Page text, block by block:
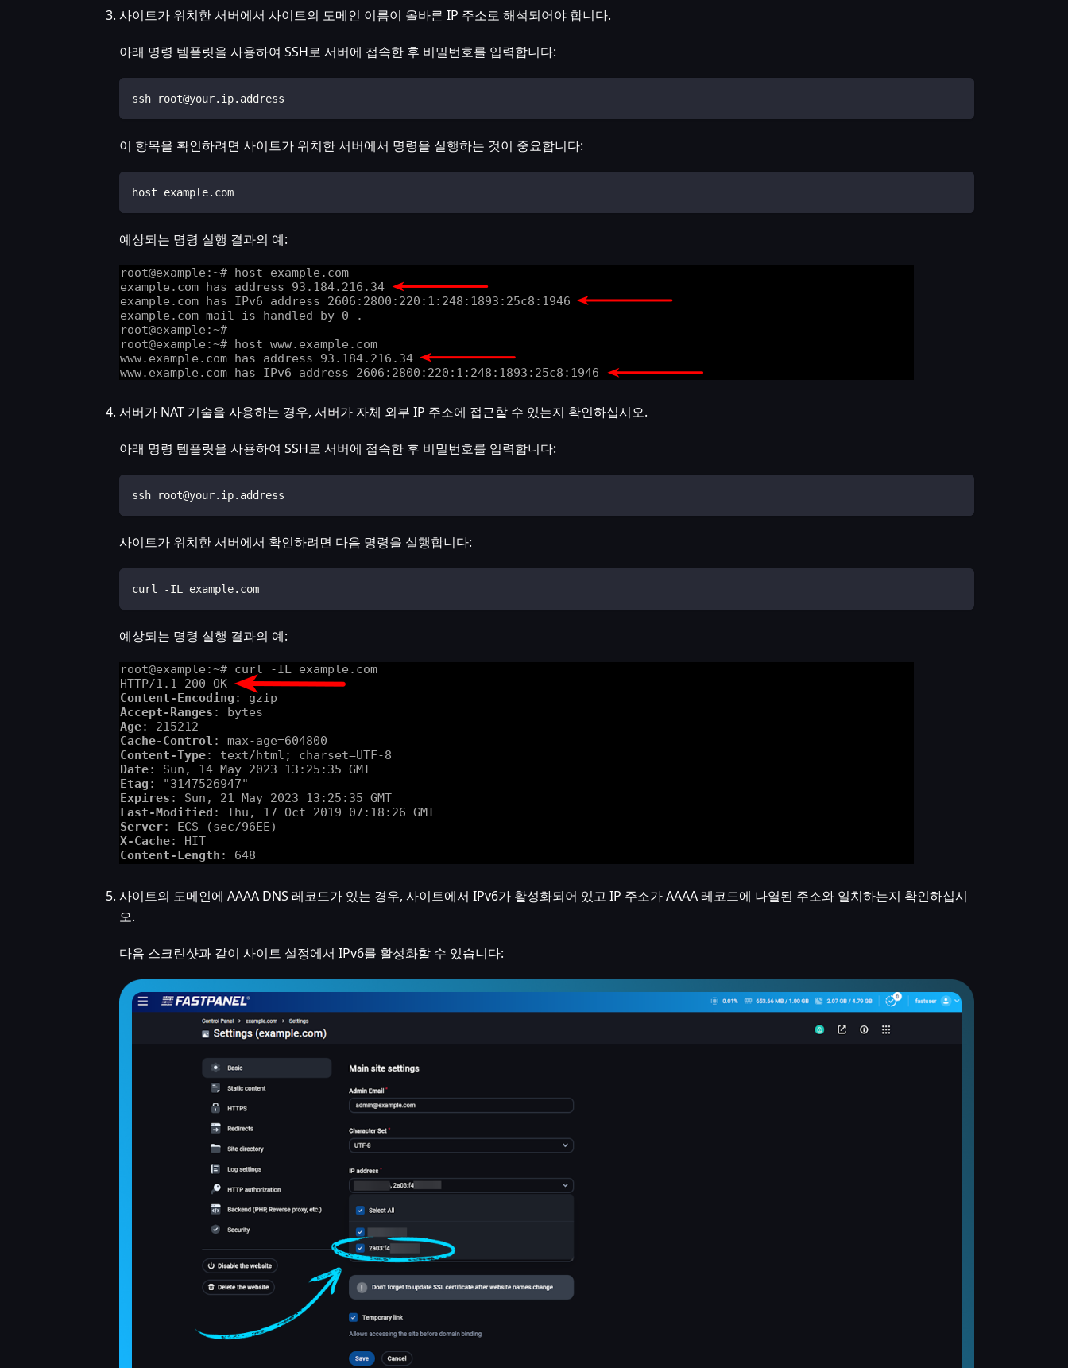
사이트가 위치한 서버에서 사이트의 도메인 이름이 올바른 IP 주소로 해석되어야 합니다.
아래 명령 템플릿을 사용하여 SSH로 서버에 접속한 후 비밀번호를 입력합니다:
ssh root@your.ip.address
이 항목을 확인하려면 사이트가 위치한 서버에서 명령을 실행하는 것이 중요합니다:
host example.com
예상되는 명령 실행 결과의 예:
서버가 NAT 기술을 사용하는 경우, 서버가 자체 외부 IP 주소에 접근할 수 있는지 확인하십시오.
아래 명령 템플릿을 사용하여 SSH로 서버에 접속한 후 비밀번호를 입력합니다:
ssh root@your.ip.address
사이트가 위치한 서버에서 확인하려면 다음 명령을 실행합니다:
curl -IL example.com
예상되는 명령 실행 결과의 예:
사이트의 도메인에 AAAA DNS 레코드가 있는 경우, 사이트에서 IPv6가 활성화되어 있고 IP 주소가 AAAA 레코드에 나열된 주소와 일치하는지 확인하십시
오.
다음 스크린샷과 같이 사이트 설정에서 IPv6를 활성화할 수 있습니다: